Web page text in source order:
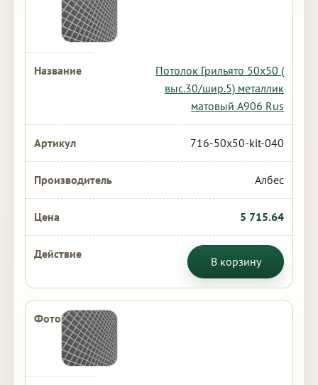
Потолок Грильято 50х50 (
выс.30/шир.5) металлик
матовый А906 Rus
716-50x50-kit-040
Албес
5 715.64
В корзину